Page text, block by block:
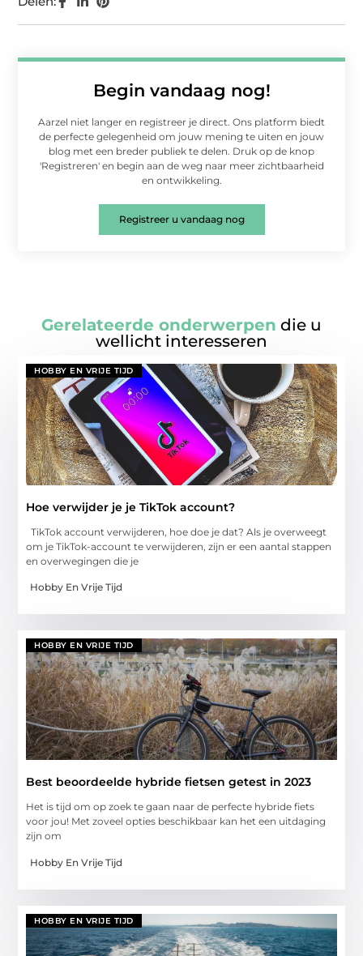
Begin vandaag nog!
Aarzel niet langer en registreer je direct. Ons platform biedt
de perfecte gelegenheid om jouw mening te uiten en jouw
blog met een breder publiek te delen. Druk op de knop
'Registreren' en begin aan de weg naar meer zichtbaarheid
en ontwikkeling.
Registreer u vandaag nog
Gerelateerde onderwerpen die u
wellicht interesseren
HOBBY EN VRIJE TIJD
Hoe verwijder je je TikTok account?
TikTok account verwijderen, hoe doe je dat? Als je overweegt
om je TikTok-account te verwijderen, zijn er een aantal stappen
en overwegingen die je
Hobby En Vrije Tijd
HOBBY EN VRIJE TIJD
Best beoordeelde hybride fietsen getest in 2023
Het is tijd om op zoek te gaan naar de perfecte hybride fiets
voor jou! Met zoveel opties beschikbaar kan het een uitdaging
zijn om
Hobby En Vrije Tijd
HOBBY EN VRIJE TIJD